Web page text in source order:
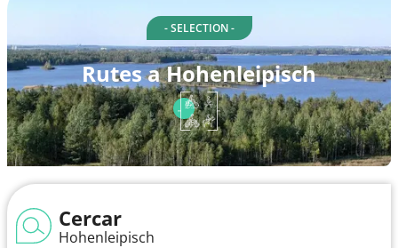
- SELECTION -
Rutes a Hohenleipisch
Cercar
Hohenleipisch